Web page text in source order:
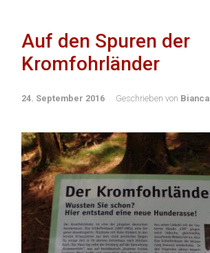
Auf den Spuren der
Kromfohrländer
24. September 2016 Geschrieben von Bianca